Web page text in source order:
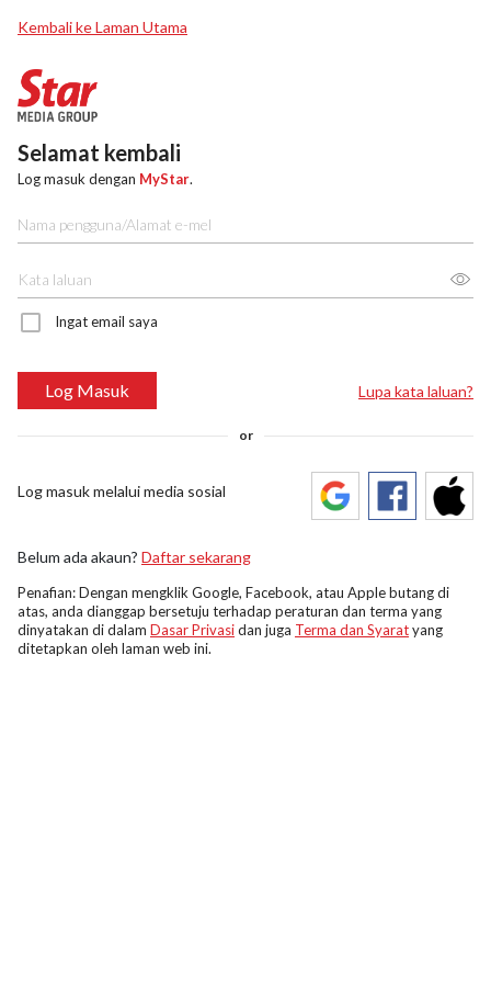
Kembali ke Laman Utama
Selamat kembali
Log masuk dengan MyStar.
Ingat email saya
Log Masuk Lupa kata laluan?
or
Log masuk melalui media sosial
Belum ada akaun? Daftar sekarang
Penafian: Dengan mengklik Google, Facebook, atau Apple butang di
atas, anda dianggap bersetuju terhadap peraturan dan terma yang
dinyatakan di dalam Dasar Privasidan juga Terma dan Syaratyang
ditetapkan oleh laman web ini.